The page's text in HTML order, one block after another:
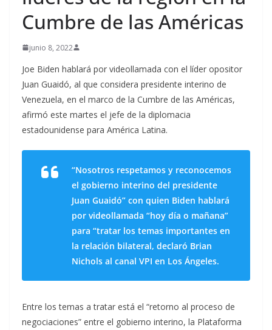
Cumbre de las Américas
junio 8, 2022
Joe Biden hablará por videollamada con el líder opositor
Juan Guaidó, al que considera presidente interino de
Venezuela, en el marco de la Cumbre de las Américas,
afirmó este martes el jefe de la diplomacia
estadounidense para América Latina.
“Nosotros respetamos y reconocemos
el gobierno interino del presidente
Juan Guaidó” con quien Biden hablará
por videollamada “hoy día o mañana”
para “tratar los temas importantes en
la relación bilateral, declaró Brian
Nichols al canal VPI en Los Ángeles.
Entre los temas a tratar está el “retorno al proceso de
negociaciones” entre el gobierno interino, la Plataforma